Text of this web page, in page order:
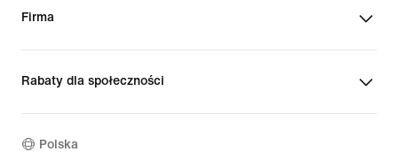
Firma
Rabaty dla społeczności
Polska